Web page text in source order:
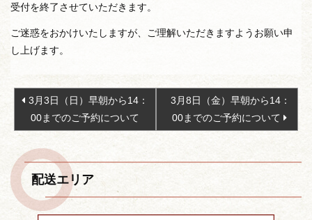
受付を終了させていただきます。
ご迷惑をおかけいたしますが、ご理解いただきますようお願い申
し上げます。
投
ナ
ビ
ゲ
ー
シ
3月3日（日）早朝から14：
00までのご予約について
3月8日（金）早朝から14：
00までのご予約について
配送エリア